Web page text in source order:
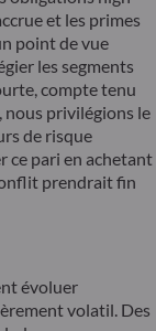
et les primes
point de vue
les segments
compte tenu
nous privilégions le
de risque
ce pari en achetant
prendrait fin
évoluer
volatil. Des